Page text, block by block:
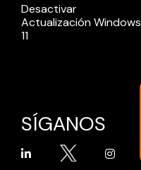
Desactivar
Actualización Windows
11
SÍGANOS